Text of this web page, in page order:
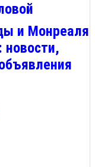
и Монреаля